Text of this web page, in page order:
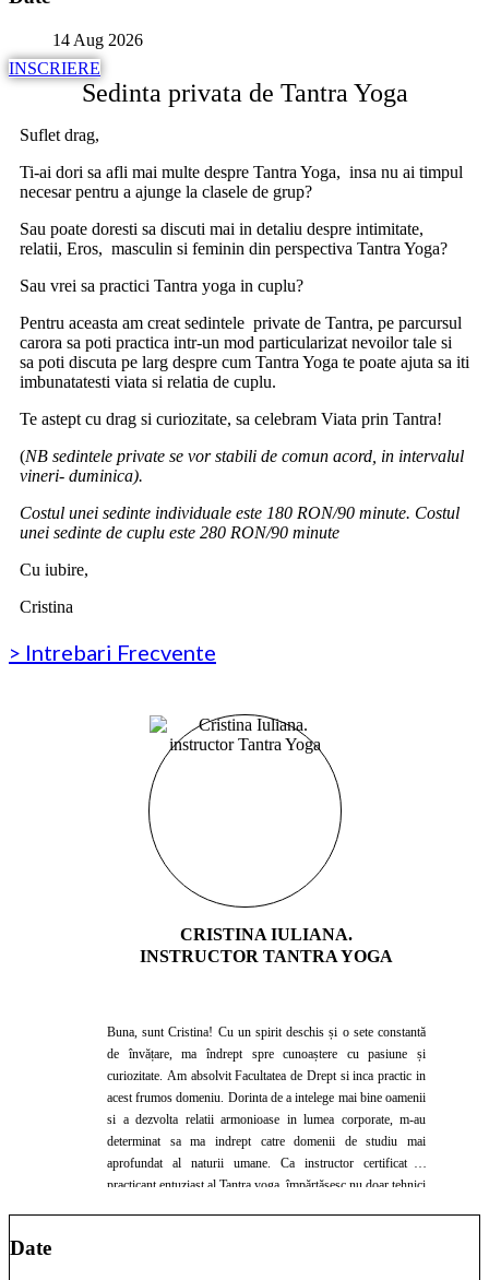
14 Aug 2026
INSCRIERE
Sedinta privata de Tantra Yoga
Suflet drag,
Ti-ai dori sa afli mai multe despre Tantra Yoga, insa nu ai timpul
necesar pentru a ajunge la clasele de grup?
Sau poate doresti sa discuti mai in detaliu despre intimitate,
relatii, Eros, masculin si feminin din perspectiva Tantra Yoga?
Sau vrei sa practici Tantra yoga in cuplu?
Pentru aceasta am creat sedintele private de Tantra, pe parcursul
carora sa poti practica intr-un mod particularizat nevoilor tale si
sa poti discuta pe larg despre cum Tantra Yoga te poate ajuta sa iti
imbunatatesti viata si relatia de cuplu.
Te astept cu drag si curiozitate, sa celebram Viata prin Tantra!
(NB sedintele private se vor stabili de comun acord, in intervalul
vineri- duminica).
Costul unei sedinte individuale este 180 RON/90 minute. Costul
unei sedinte de cuplu este 280 RON/90 minute
Cu iubire,
Cristina
> Intrebari Frecvente
CRISTINA IULIANA.
INSTRUCTOR TANTRA YOGA
Buna, sunt Cristina! Cu un spirit deschis și o sete constantă
de învățare, ma îndrept spre cunoaștere cu pasiune și
curiozitate. Am absolvit Facultatea de Drept si inca practic in
acest frumos domeniu. Dorinta de a intelege mai bine oamenii
si a dezvolta relatii armonioase in lumea corporate, m-au
determinat sa ma indrept catre domenii de studiu mai
aprofundat al naturii umane. Ca instructor certificat si
practicant entuziast al Tantra yoga, împărtășesc nu doar tehnici
Date